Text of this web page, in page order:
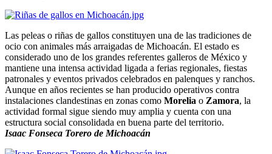
Las peleas o riñas de gallos constituyen una de las tradiciones de
ocio con animales más arraigadas de Michoacán. El estado es
considerado uno de los grandes referentes galleros de México y
mantiene una intensa actividad ligada a ferias regionales, fiestas
patronales y eventos privados celebrados en palenques y ranchos.
Aunque en años recientes se han producido operativos contra
instalaciones clandestinas en zonas como Morelia o Zamora, la
actividad formal sigue siendo muy amplia y cuenta con una
estructura social consolidada en buena parte del territorio.
Isaac Fonseca Torero de Michoacán